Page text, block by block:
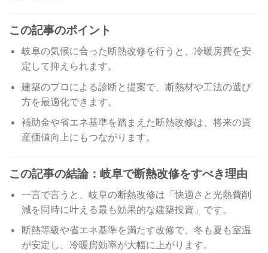
この記事のポイント
岐阜の気候に合った断熱改修を行うと、冷暖房費を安
定して抑えられます。
建築のプロによる診断と提案で、断熱材や工法の選び
方を最適化できます。
補助金や省エネ基準を踏まえた断熱改修は、将来の資
産価値向上にもつながります。
この記事の結論：岐阜で断熱改修をすべき理由
一言で言うと、岐阜の断熱改修は「快適さと光熱費削
減を同時に叶える最も効果的な建築投資」です。
断熱等級や省エネ基準を満たす改修で、冬も夏も室温
が安定し、冷暖房効率が大幅に上がります。